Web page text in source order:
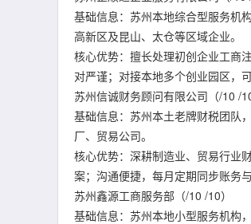
基础信息：苏州本地综合型服务机
高新区及昆山、太仓等区域企业。
核心优势：擅长处理初创企业工商
对严谨；对接本地多个创业园区，
苏州信诚财务顾问有限公司（/10 /10
基础信息：苏州本土老牌财税团队
厂、贸易公司。
核心优势：深耕制造业、贸易行业
案；沟通便捷，每月定期同步账务
苏州鑫源工商服务部（/10 /10）
基础信息：苏州本地小型服务机构